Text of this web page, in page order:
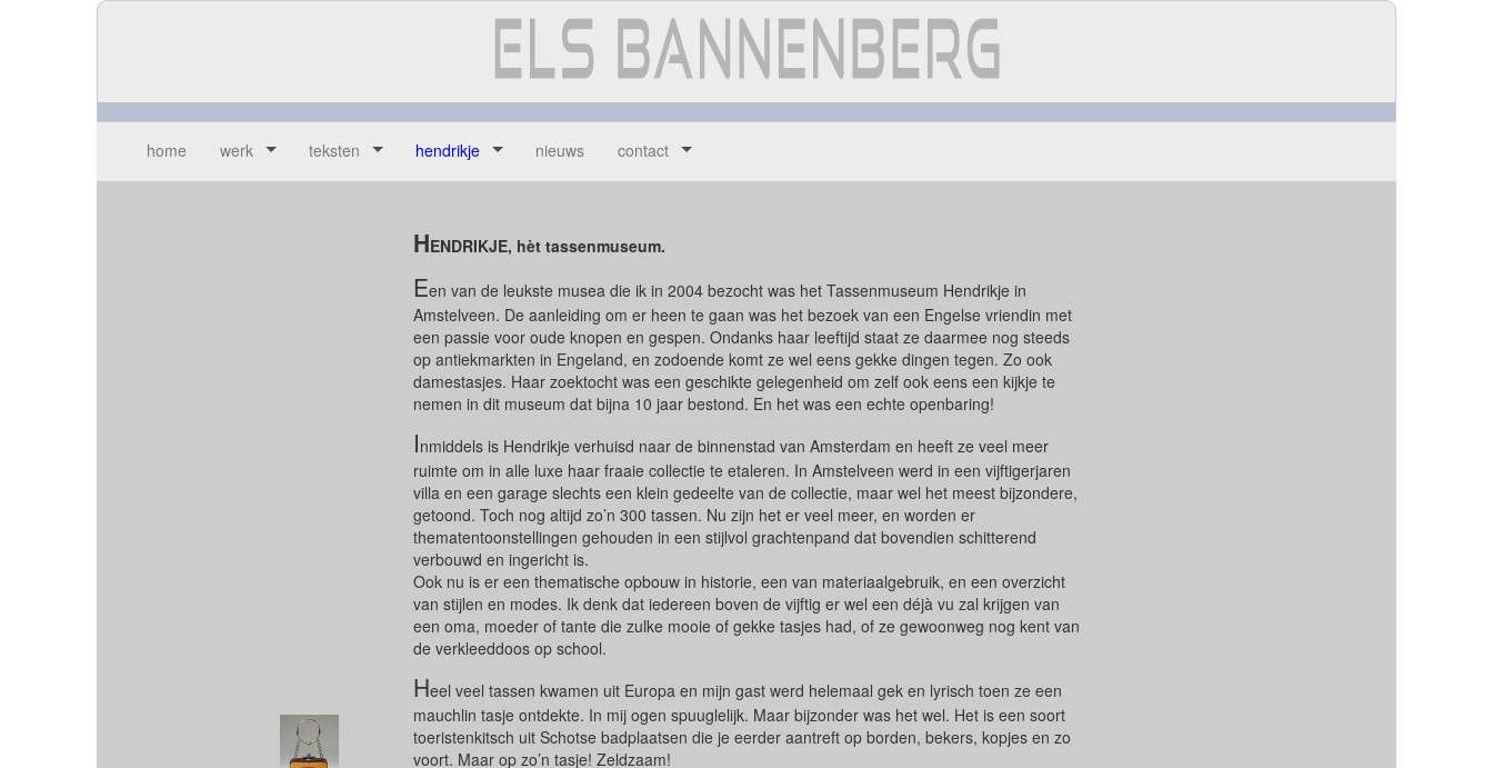
home werk teksten hendrikje nieuws contact
HENDRIKJE, hèt tassenmuseum.
Een van de leukste musea die ik in 2004 bezocht was het Tassenmuseum Hendrikje in
Amstelveen. De aanleiding om er heen te gaan was het bezoek van een Engelse vriendin met
een passie voor oude knopen en gespen. Ondanks haar leeftijd staat ze daarmee nog steeds
op antiekmarkten in Engeland, en zodoende komt ze wel eens gekke dingen tegen. Zo ook
damestasjes. Haar zoektocht was een geschikte gelegenheid om zelf ook eens een kijkje te
nemen in dit museum dat bijna 10 jaar bestond. En het was een echte openbaring!
Inmiddels is Hendrikje verhuisd naar de binnenstad van Amsterdam en heeft ze veel meer
ruimte om in alle luxe haar fraaie collectie te etaleren. In Amstelveen werd in een vijftigerjaren
villa en een garage slechts een klein gedeelte van de collectie, maar wel het meest bijzondere,
getoond. Toch nog altijd zo’n 300 tassen. Nu zijn het er veel meer, en worden er
thematentoonstellingen gehouden in een stijlvol grachtenpand dat bovendien schitterend
verbouwd en ingericht is.
Ook nu is er een thematische opbouw in historie, een van materiaalgebruik, en een overzicht
van stijlen en modes. Ik denk dat iedereen boven de vijftig er wel een déjà vu zal krijgen van
een oma, moeder of tante die zulke mooie of gekke tasjes had, of ze gewoonweg nog kent van
de verkleeddoos op school.
Heel veel tassen kwamen uit Europa en mijn gast werd helemaal gek en lyrisch toen ze een
mauchlin tasje ontdekte. In mij ogen spuuglelijk. Maar bijzonder was het wel. Het is een soort
toeristenkitsch uit Schotse badplaatsen die je eerder aantreft op borden, bekers, kopjes en zo
voort. Maar op zo’n tasje! Zeldzaam!